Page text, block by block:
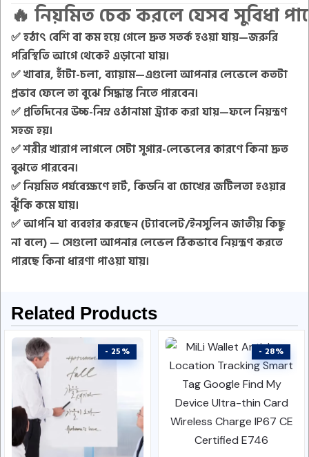
🔥 নিয়মিত চেক করলে যেসব সুবিধা
✅ হঠাৎ বেশি বা কম হয়ে গেলে দ্রুত সতর্ক হওয়া যায়—জরুরি
পরিস্থিতি আগে থেকেই এড়ানো যায়।
✅ খাবার, হাঁটা-চলা, ব্যায়াম—এগুলোআপনার লেভেলে কতটা
প্রভাব ফেলে তা বুঝে সিদ্ধান্ত নিতে পারবেন।
✅ প্রতিদিনেরউচ্চ-নিম্ন ওঠানামা ট্র্যাক করা যায়—ফলে নিয়ন্ত্রণ
সহজ হয়।
✅ শরীর খারাপ লাগলে সেটাসুগার-লেভেলের কারণে কিনা দ্রুত
বুঝতে পারবেন।
✅ নিয়মিত পর্যবেক্ষণেহার্ট, কিডনি বা চোখের জটিলতা হওয়ার
ঝুঁকি কমে যায়।
✅ আপনি যা ব্যবহার করছেন (ট্যাবলেট/ইনসুলিন জাতীয় কিছু
না বলে) — সেগুলো আপনার লেভেল ঠিকভাবে নিয়ন্ত্রণ করতে
পারছে কিনা ধারণা পাওয়া যায়।
Related Products
- 25% - 28%